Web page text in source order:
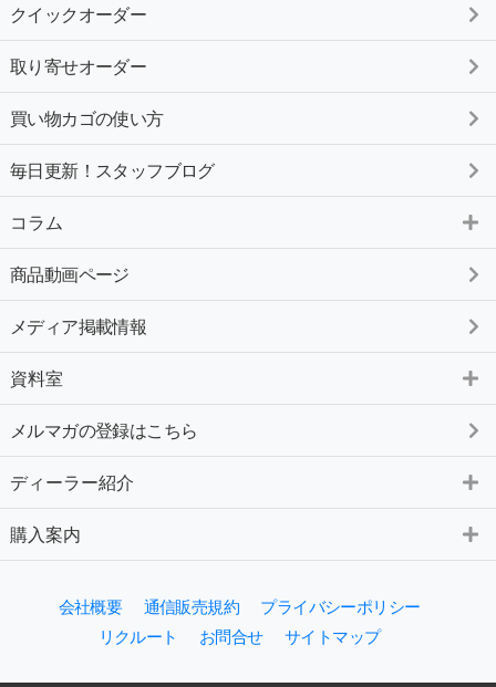
クイックオーダー
取り寄せオーダー
買い物カゴの使い方
毎日更新！スタッフブログ
コラム
商品動画ページ
メディア掲載情報
資料室
メルマガの登録はこちら
ディーラー紹介
購入案内
会社概要 通信販売規約
プライバシーポリシー
リクルート
お問合せ サイトマップ